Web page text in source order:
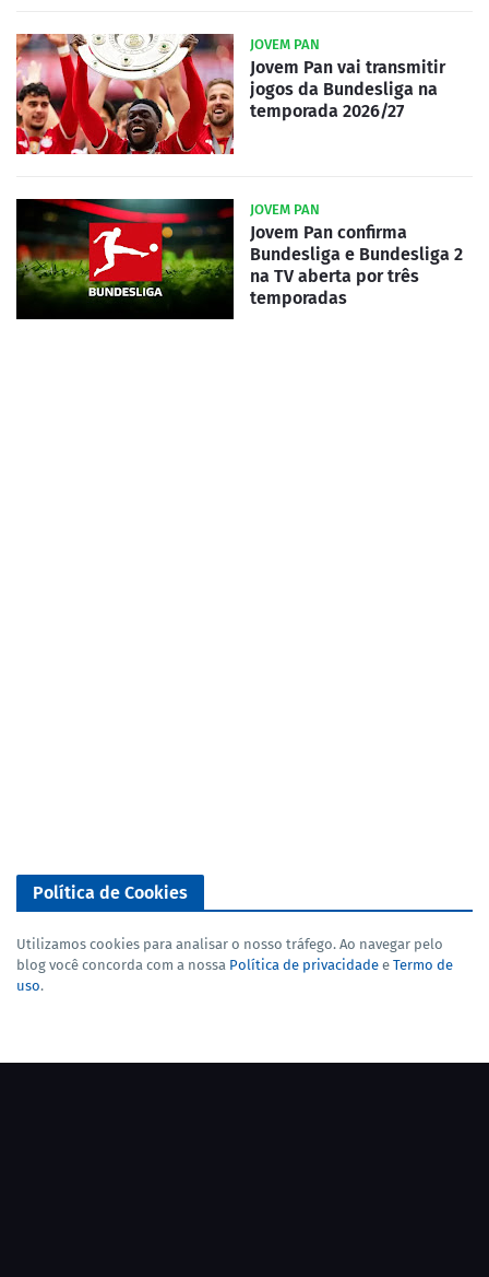
JOVEM PAN
Jovem Pan vai transmitir
jogos da Bundesliga na
temporada 2026/27
JOVEM PAN
Jovem Pan confirma
Bundesliga e Bundesliga 2
na TV aberta por três
temporadas
Política de Cookies
Utilizamos cookies para analisar o nosso tráfego. Ao navegar pelo
blog você concorda com a nossa Política de privacidade e Termo de
uso.